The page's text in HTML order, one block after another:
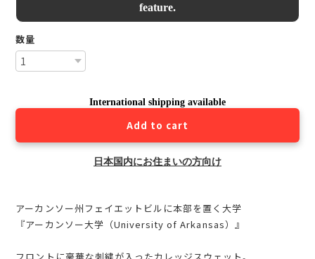
feature.
数量
International shipping available
Add to cart
日本国内にお住まいの方向け
アーカンソー州フェイエットビルに本部を置く大学
『アーカンソー大学（University of Arkansas）』